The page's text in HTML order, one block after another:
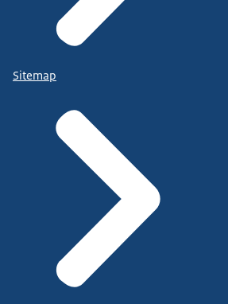
Sitemap